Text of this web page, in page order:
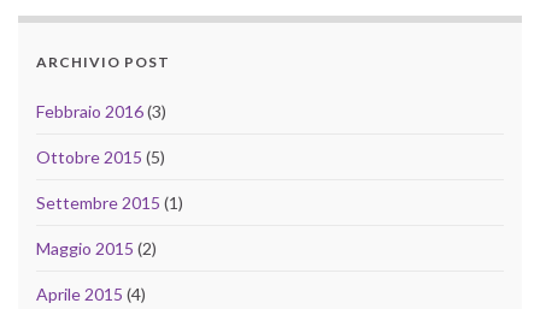
ARCHIVIO POST
Febbraio 2016(3)
Ottobre 2015 (5)
Settembre 2015 (1)
Maggio 2015 (2)
Aprile 2015 (4)